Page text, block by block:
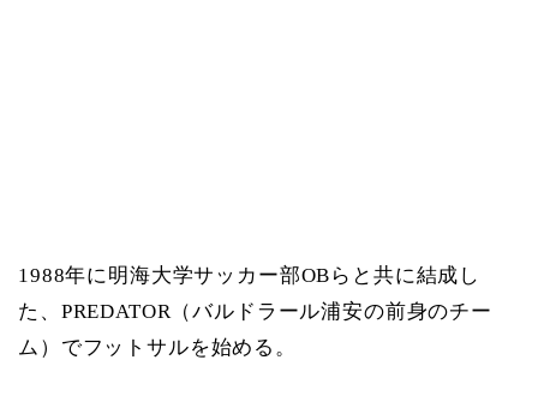
1988年に明海大学サッカー部OBらと共に結成し
た、PREDATOR（バルドラール浦安の前身のチー
ム）でフットサルを始める。